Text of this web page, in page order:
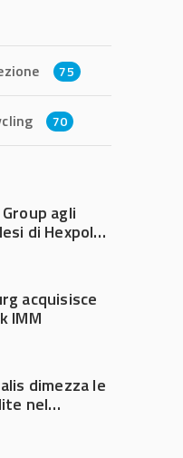
75
70
agli
di Hexpol
acquisisce
IMM
dimezza le
nel